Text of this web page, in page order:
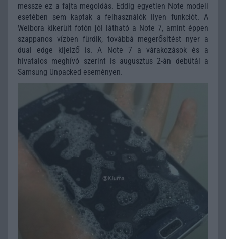
messze ez a fajta megoldás. Eddig egyetlen Note modell
esetében sem kaptak a felhasználók ilyen funkciót. A
Weibora kikerült fotón jól látható a Note 7, amint éppen
szappanos vízben fürdik, továbbá megerősítést nyer a
dual edge kijelző is. A Note 7 a várakozások és a
hivatalos meghívó szerint is augusztus 2-án debütál a
Samsung Unpacked eseményen.